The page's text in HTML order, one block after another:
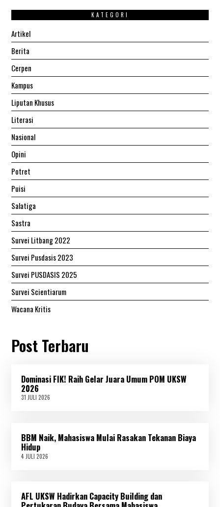
KATEGORI
Artikel
Berita
Cerpen
Kampus
Liputan Khusus
Literasi
Nasional
Opini
Potret
Puisi
Salatiga
Sastra
Survei Litbang 2022
Survei Pusdasis 2023
Survei PUSDASIS 2025
Survei Scientiarum
Wacana Kritis
Post Terbaru
Dominasi FIK! Raih Gelar Juara Umum POM UKSW
2026
31 JULI 2026
I
BBM Naik, Mahasiswa Mulai Rasakan Tekanan Biaya
Hidup
4 JULI 2026
2
0
AFL UKSW Hadirkan Capacity Building dan